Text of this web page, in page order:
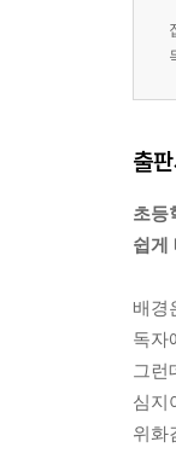
출
초등
쉽게
배경
독자
그런
심지
위화